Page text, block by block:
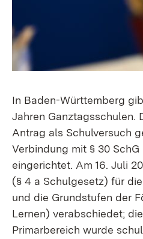
In Baden-Württemberg
Jahren Ganztagsschulen.
Antrag als Schulversuch
Verbindung mit § 30
eingerichtet. Am 16. Juli
(§ 4 a Schulgesetz) für
und die Grundstufen der
Lernen) verabschiedet;
Primarbereich wurde